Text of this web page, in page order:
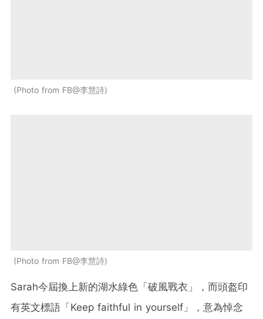
Photo from FB@李慧詩
Photo from FB@李慧詩
Sarah今屆換上新的湖水綠色「破風戰衣」，而頭盔印
有英文標語「Keep faithful in yourself」，意為悼念